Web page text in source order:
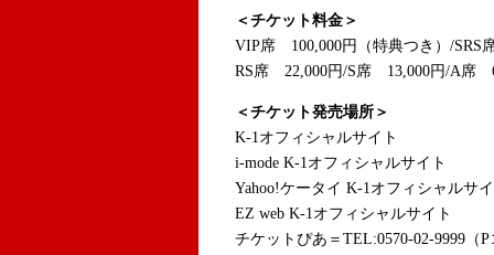
＜チケット料金＞
VIP席 100,000円（特典つき）/SRS
RS席 22,000円/S席 13,000円/A席
＜チケット発売場所＞
K-1オフィシャルサイト
i-mode K-1オフィシャルサイト
Yahoo!ケータイ K-1オフィシャルサ
EZ web K-1オフィシャルサイト
チケットぴあ＝TEL:0570-02-9999（P